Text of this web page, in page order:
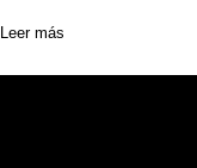
Leer más